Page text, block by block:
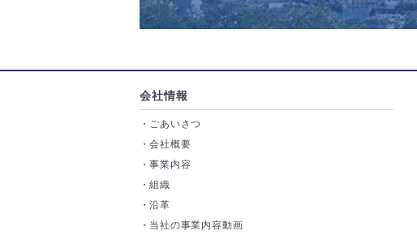
会社情報
ごあいさつ
会社概要
事業内容
組織
沿革
当社の事業内容動画